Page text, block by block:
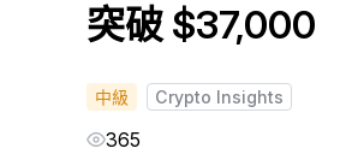
突破 $37,000
中級 Crypto Insights
365